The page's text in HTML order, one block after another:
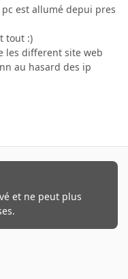
est allumé depui pres
tout :)
les different site web
au hasard des ip
et ne peut plus